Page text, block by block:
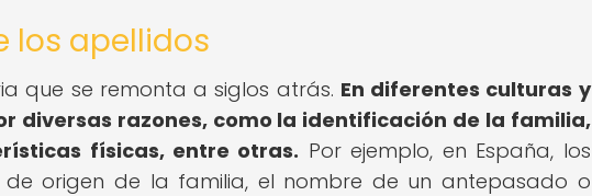
los apellidos
que se remonta a siglos atrás. En diferentes culturas y
diversas razones, como la identificación de la familia,
físicas, entre otras. Por ejemplo, en España, los
origen de la familia, el nombre de un antepasado o